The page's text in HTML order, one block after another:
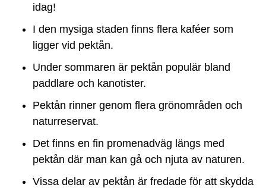
idag!
I den mysiga staden finns flera kaféer som
ligger vid pektån.
Under sommaren är pektån populär bland
paddlare och kanotister.
Pektån rinner genom flera grönområden och
naturreservat.
Det finns en fin promenadväg längs med
pektån där man kan gå och njuta av naturen.
Vissa delar av pektån är fredade för att skydda